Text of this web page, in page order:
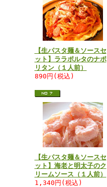
【生パスタ麺＆ソースセ
ット】ララポルタのナポ
リタン（１人前）
890円(税込)
【生パスタ麺＆ソースセ
ット】海老と明太子のク
リームソース（１人前）
1,340円(税込)